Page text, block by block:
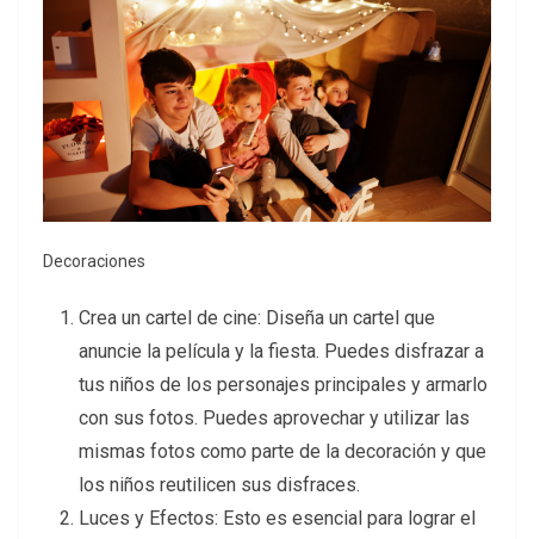
Decoraciones
Crea un cartel de cine: Diseña un cartel que
anuncie la película y la fiesta. Puedes disfrazar a
tus niños de los personajes principales y armarlo
con sus fotos. Puedes aprovechar y utilizar las
mismas fotos como parte de la decoración y que
los niños reutilicen sus disfraces.
Luces y Efectos: Esto es esencial para lograr el